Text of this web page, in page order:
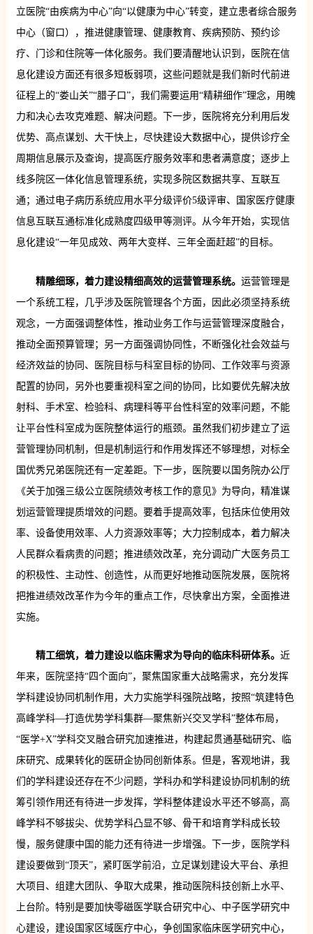
立医院“由疾病为中心”向“以健康为中心”转变，建立患者综合服务
中心（窗口），推进健康管理、健康教育、疾病预防、预约诊
疗、门诊和住院等一体化服务。我们要清醒地认识到，医院在信
息化建设方面还有很多短板弱项，这些问题就是我们新时代前进
征程上的“娄山关”“腊子口”，我们需要运用“精耕细作”理念，用魄
力和决心去攻克难题、解决问题。下一步，医院将充分利用后发
优势、高点谋划、大干快上，尽快建设大数据中心，提供诊疗全
周期信息展示及查询，提高医疗服务效率和患者满意度；逐步上
线多院区一体化信息管理系统，实现多院区数据共享、互联互
通；通过电子病历系统应用水平分级评价5级评审、国家医疗健康
信息互联互通标准化成熟度四级甲等测评。从今年开始，实现信
息化建设“一年见成效、两年大变样、三年全面赶超”的目标。
精雕细琢，着力建设精细高效的运营管理系统。 运营管理是
一个系统工程，几乎涉及医院管理各个方面，因此必须坚持系统
观念，一方面强调整体性，推动业务工作与运营管理深度融合，
推动全面预算管理；另一方面强调协同性，不断强化社会效益与
经济效益的协同、医院目标与科室目标的协同、工作效率与资源
配置的协同，另外也要重视科室之间的协同，比如要优先解决放
射科、手术室、检验科、病理科等平台性科室的效率问题，不能
让平台性科室成为医院整体运行的瓶颈。虽然我们初步建立了运
营管理协同机制，但是机制运行和作用发挥还不够理想，对标全
国优秀兄弟医院还有一定差距。下一步，医院要以国务院办公厅
《关于加强三级公立医院绩效考核工作的意见》为导向，精准谋
划运营管理提质增效的问题。要着手提高效率，包括床位使用效
率、设备使用效率、人力资源效率等；大力控制成本，着力解决
人民群众看病贵的问题；推进绩效改革，充分调动广大医务员工
的积极性、主动性、创造性，从而更好地推动医院发展，医院将
把推进绩效改革作为今年的重点工作，尽快拿出方案，全面推进
实施。
精工细筑，着力建设以临床需求为导向的临床科研体系。 近
年来，医院坚持“四个面向”，聚焦国家重大战略需求，充分发挥
学科建设协同机制作用，大力实施学科强院战略，按照“筑建特色
高峰学科—打造优势学科集群—聚焦新兴交叉学科”整体布局，
“医学+X”学科交叉融合研究加速推进，构建起贯通基础研究、临
床研究、成果转化的医研企协同创新体系。但是，客观地讲，我
们的学科建设还存在不少问题，学科办和学科建设协同机制的统
筹引领作用还有待进一步发挥，学科整体建设水平还不够高，高
峰学科不够拔尖、优势学科凸显不够、骨干和培育学科成长较
慢，服务健康中国的能力还有待进一步增强。下一步，医院学科
建设要做到“顶天”，紧盯医学前沿，立足谋划建设大平台、承担
大项目、组建大团队、争取大成果，推动医院科技创新上水平、
上台阶。特别是要加快零磁医学联合研究中心、中子医学研究中
心建设，建设国家区域医疗中心，争创国家临床医学研究中心，